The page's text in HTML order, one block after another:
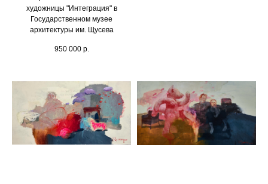
художницы "Интеграция" в
Государственном музее
архитектуры им. Щусева
950 000 р.